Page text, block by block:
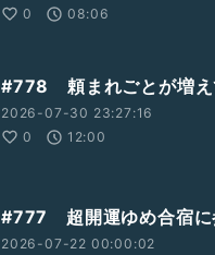
0
08:06
#778 頼まれごとが増え
2026-07-30 23:27:16
0
12:00
#777 超開運ゆめ合宿に
2026-07-22 00:00:02